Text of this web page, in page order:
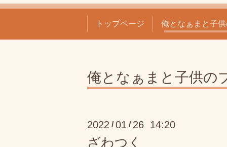
トップページ 俺となぁまと子
俺となぁまと子供の
2022 /01 / 26 14:20
ざわつく